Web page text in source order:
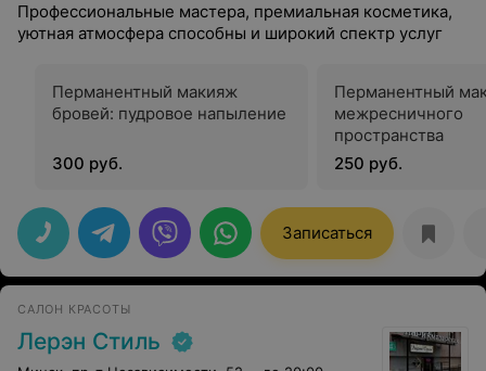
Профессиональные мастера, премиальная косметика,
уютная атмосфера способны и широкий спектр услуг
Перманентный макияж
бровей: пудровое напыление
300 руб.
Перманентный
межресничного
пространства
250 руб.
Записаться
САЛОН КРАСОТЫ
Лерэн Стиль